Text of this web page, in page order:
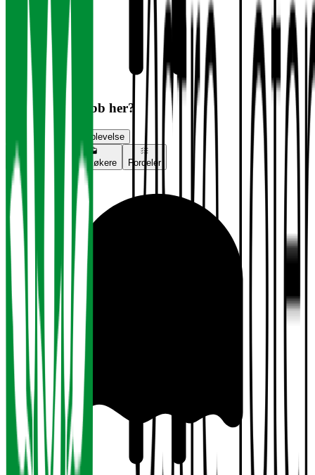
Har du søkt jobb her?
Vurder jobbsøkeropplevelse
Vurderinger Jobbsøkere Fordeler